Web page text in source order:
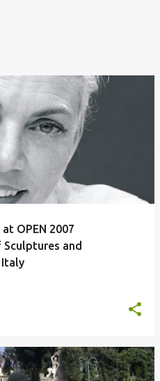
OPEN 2007
and
Italy